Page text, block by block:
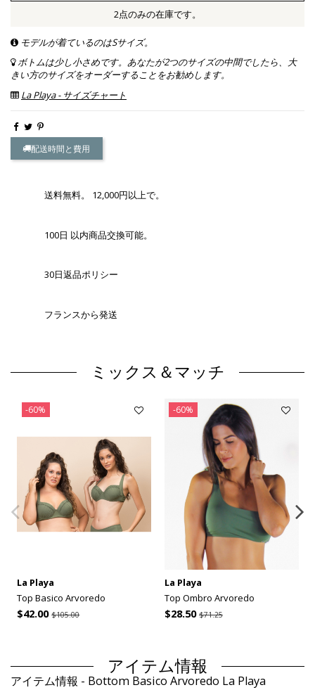
2点のみの在庫です。
モデルが着ているのはSサイズ。
ボトムは少し小さめです。あなたが2つのサイズの中間でしたら、大
きい方のサイズをオーダーすることをお勧めします。
La Playa - サイズチャート
配送時間と費用
送料無料。 12,000円以上で。
100日 以内商品交換可能。
30日返品ポリシー
フランスから発送
ミックス＆マッチ
-60%
La Playa
Top Basico Arvoredo
$42.00$105.00
-60%
La Playa
Top Ombro Arvoredo
$28.50 $71.25
アイテム情報
アイテム情報 - Bottom Basico Arvoredo La Playa